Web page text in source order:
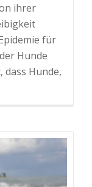
ihrer
für
Hunde
dass Hunde,